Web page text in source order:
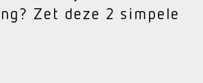
Zet deze 2 simpele